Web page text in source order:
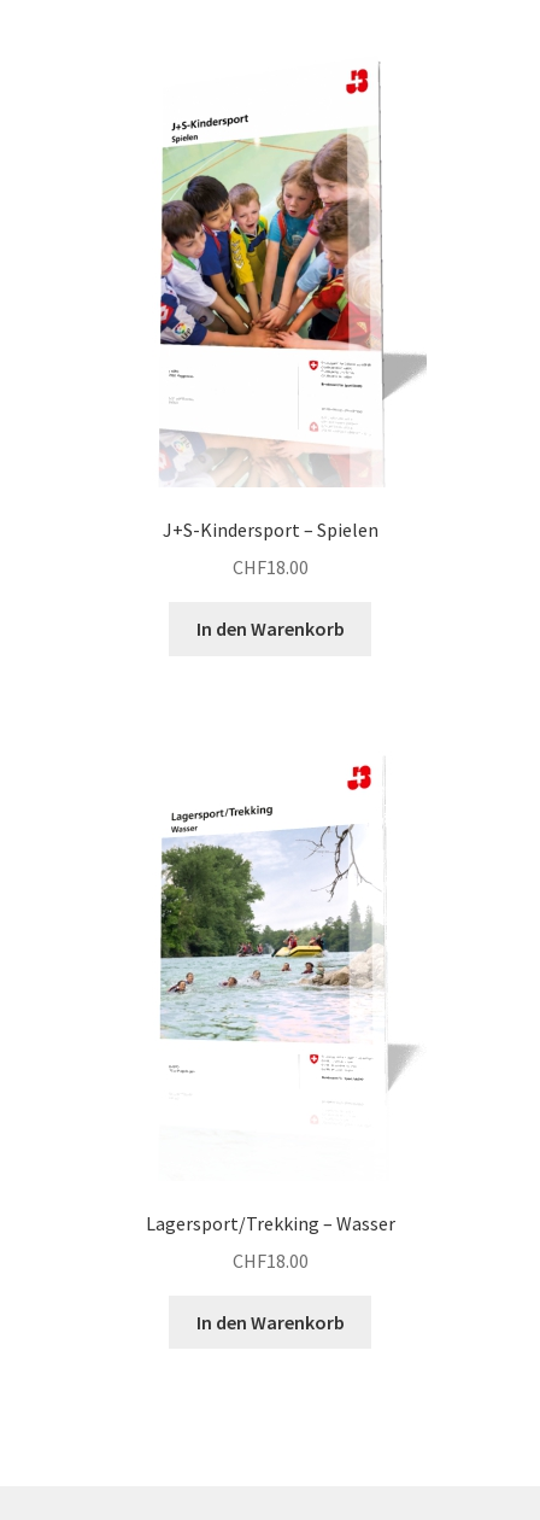
J+S-Kindersport – Spielen
CHF18.00
In den Warenkorb
Lagersport/Trekking – Wasser
CHF18.00
In den Warenkorb